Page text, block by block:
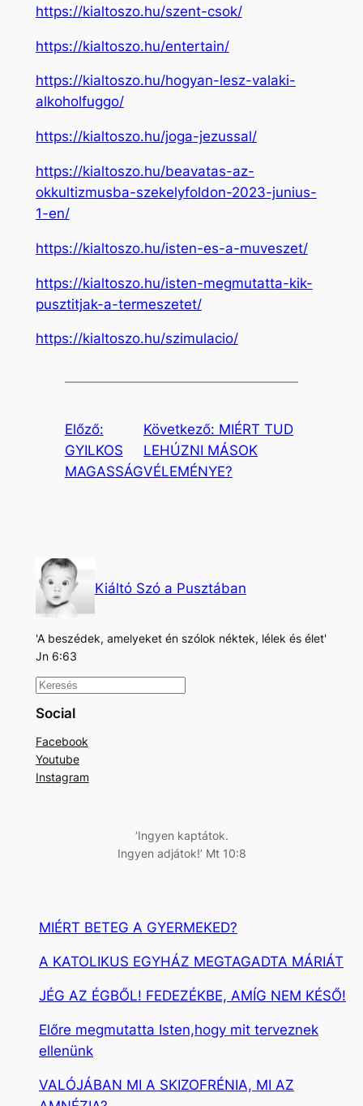
https://kialtoszo.hu/szent-csok/
https://kialtoszo.hu/entertain/
https://kialtoszo.hu/hogyan-lesz-valaki-
alkoholfuggo/
https://kialtoszo.hu/joga-jezussal/
https://kialtoszo.hu/beavatas-az-
okkultizmusba-szekelyfoldon-2023-junius-
1-en/
https://kialtoszo.hu/isten-es-a-muveszet/
https://kialtoszo.hu/isten-megmutatta-kik-
pusztitjak-a-termeszetet/
https://kialtoszo.hu/szimulacio/
Előző:
GYILKOS
MAGASSÁG
Következő: MIÉRT TUD
LEHÚZNI MÁSOK
VÉLEMÉNYE?
Kiáltó Szó a Pusztában
'A beszédek, amelyeket én szólok néktek, lélek és élet'
Jn 6:63
K
e
e
s
Social
Facebook
Youtube
Instagram
‘Ingyen kaptátok.
Ingyen adjátok!’ Mt 10:8
MIÉRT BETEG A GYERMEKED?
A KATOLIKUS EGYHÁZ MEGTAGADTA MÁRIÁT
JÉG AZ ÉGBŐL! FEDEZÉKBE, AMÍG NEM KÉSŐ!
Előre megmutatta Isten,hogy mit terveznek
ellenünk
VALÓJÁBAN MI A SKIZOFRÉNIA, MI AZ